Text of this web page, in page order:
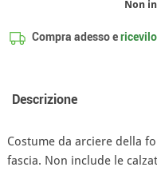
Non
Compra adesso ericevilo
Descrizione
Costume da arciere della
fascia. Non include le